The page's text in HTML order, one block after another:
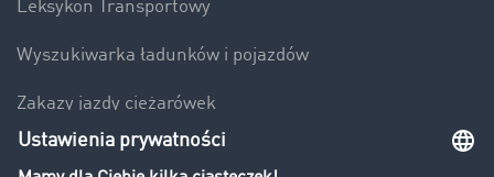
Leksykon Transportowy
Wyszukiwarka ładunków i pojazdów
Zakazy jazdy ciężarówek
Bezpieczeństwo